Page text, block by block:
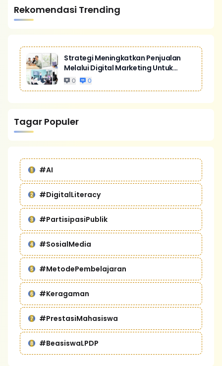
Rekomendasi Trending
Strategi Meningkatkan Penjualan
Melalui Digital Marketing Untuk
Bisnis Yang Lebih Kompetitif
0 0
Tagar Populer
#AI
#DigitalLiteracy
#PartisipasiPublik
#SosialMedia
#MetodePembelajaran
#Keragaman
#PrestasiMahasiswa
#BeasiswaLPDP